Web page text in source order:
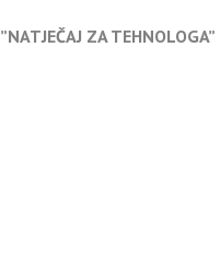
”NATJEČAJ ZA TEHNOLOGA”